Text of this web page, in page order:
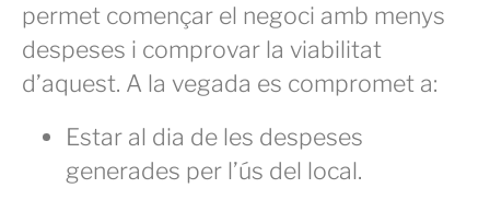
permet començar el negoci amb menys
despeses i comprovar la viabilitat
d’aquest. A la vegada es compromet a:
Estar al dia de les despeses
generades per l’ús del local.